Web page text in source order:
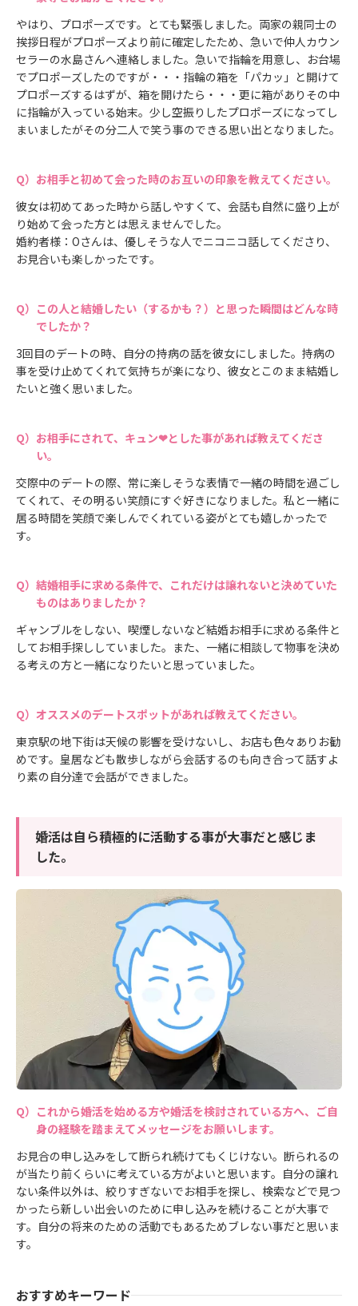
やはり、プロポーズです。とても緊張しました。両家の親同士の
挨拶日程がプロポーズより前に確定したため、急いで仲人カウン
セラーの水島さんへ連絡しました。急いで指輪を用意し、お台場
でプロポーズしたのですが・・・指輪の箱を「パカッ」と開けて
プロポーズするはずが、箱を開けたら・・・更に箱がありその中
に指輪が入っている始末。少し空振りしたプロポーズになってし
まいましたがその分二人で笑う事のできる思い出となりました。
お相手と初めて会った時のお互いの印象を教えてください。
彼女は初めてあった時から話しやすくて、会話も自然に盛り上が
り始めて会った方とは思えませんでした。
婚約者様：Oさんは、優しそうな人でニコニコ話してくださり、
お見合いも楽しかったです。
この人と結婚したい（するかも？）と思った瞬間はどんな時
でしたか？
3回目のデートの時、自分の持病の話を彼女にしました。持病の
事を受け止めてくれて気持ちが楽になり、彼女とこのまま結婚し
たいと強く思いました。
お相手にされて、キュン❤とした事があれば教えてくださ
い。
交際中のデートの際、常に楽しそうな表情で一緒の時間を過ごし
てくれて、その明るい笑顔にすぐ好きになりました。私と一緒に
居る時間を笑顔で楽しんでくれている姿がとても嬉しかったで
す。
結婚相手に求める条件で、これだけは譲れないと決めていた
ものはありましたか？
ギャンブルをしない、喫煙しないなど結婚お相手に求める条件と
してお相手探ししていました。また、一緒に相談して物事を決め
る考えの方と一緒になりたいと思っていました。
オススメのデートスポットがあれば教えてください。
東京駅の地下街は天候の影響を受けないし、お店も色々ありお勧
めです。皇居なども散歩しながら会話するのも向き合って話すよ
り素の自分達で会話ができました。
婚活は自ら積極的に活動する事が大事だと感じま
した。
これから婚活を始める方や婚活を検討されている方へ、ご自
身の経験を踏まえてメッセージをお願いします。
お見合の申し込みをして断られ続けてもくじけない。断られるの
が当たり前くらいに考えている方がよいと思います。自分の譲れ
ない条件以外は、絞りすぎないでお相手を探し、検索などで見つ
かったら新しい出会いのために申し込みを続けることが大事で
す。自分の将来のための活動でもあるためブレない事だと思いま
す。
おすすめキーワード